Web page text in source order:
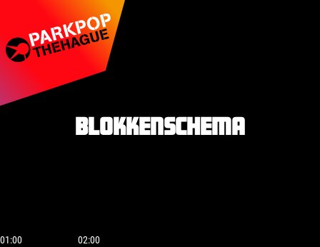
Blokkenschema
01:00 02:00